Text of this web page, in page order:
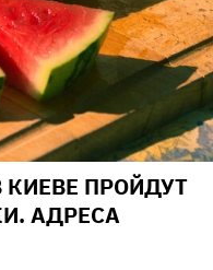
ПРОЙДУТ
АДРЕСА